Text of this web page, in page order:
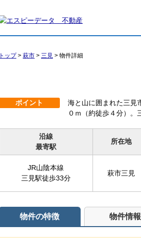
トップ> 萩市 > 三見 > 物件詳細
ポイント
海と山に囲まれた三見
０ｍ（約徒歩４分）。
沿線
最寄駅
所在地
JR山陰本線
三見駅徒歩33分
萩市三見
物件の特徴 物件情報